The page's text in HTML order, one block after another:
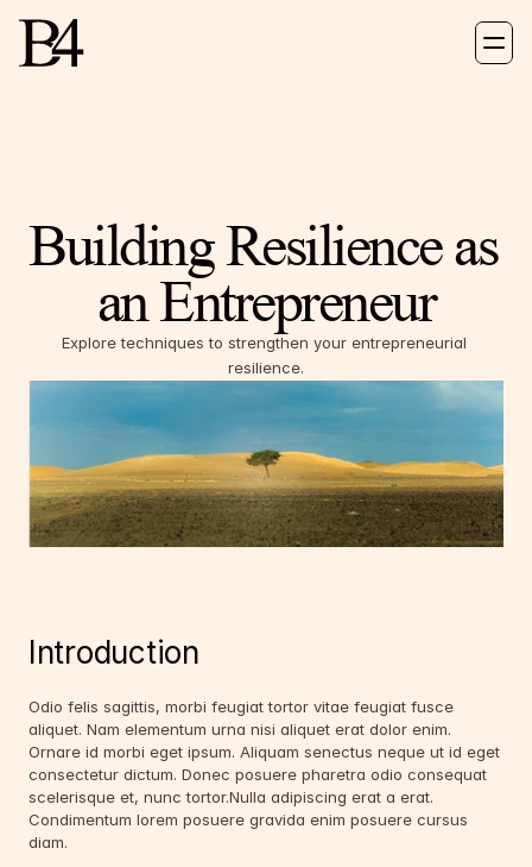
Building Resilience as
an Entrepreneur
Explore techniques to strengthen your entrepreneurial
resilience.
Introduction
Odio felis sagittis, morbi feugiat tortor vitae feugiat fusce
aliquet. Nam elementum urna nisi aliquet erat dolor enim.
Ornare id morbi eget ipsum. Aliquam senectus neque ut id eget
consectetur dictum. Donec posuere pharetra odio consequat
scelerisque et, nunc tortor.Nulla adipiscing erat a erat.
Condimentum lorem posuere gravida enim posuere cursus
diam.